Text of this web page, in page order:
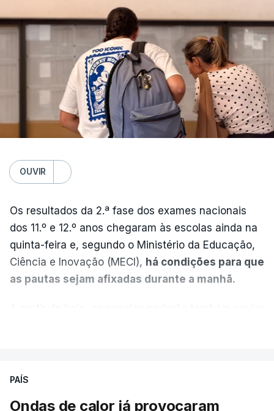
OUVIR
Os resultados da 2.ª fase dos exames nacionais
dos 11.º e 12.º anos chegaram às escolas ainda na
quinta-feira e, segundo o Ministério da Educação,
Ciência e Inovação (MECI), há condições para que
as pautas sejam afixadas durante a manhã.
dependia da apresentação de um requerimento,
PAÍS
Ondas de calor já provocaram